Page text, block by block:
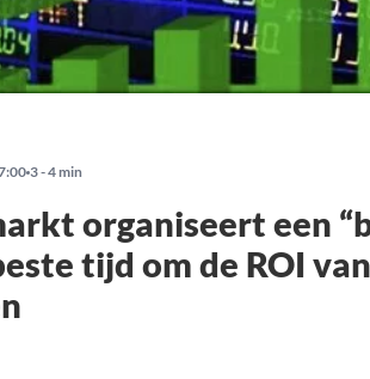
3 - 4 min
organiseert een
tijd om de ROI